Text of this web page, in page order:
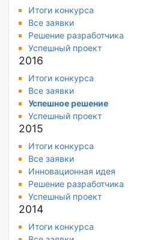
Итоги конкурса
Все заявки
Решение разработчика
Успешный проект
2016
Итоги конкурса
Все заявки
Успешное решение
Успешный проект
2015
Итоги конкурса
Все заявки
Инновационная идея
Решение разработчика
Успешный проект
2014
Итоги конкурса